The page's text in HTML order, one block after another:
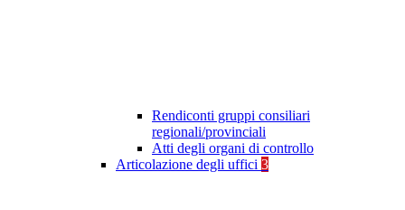
Rendiconti gruppi consiliari
regionali/provinciali
Atti degli organi di controllo
Articolazione degli uffici 3